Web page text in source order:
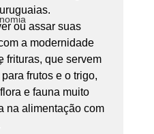
ou assar suas
a modernidade
frituras, que servem
frutos e o trigo,
e fauna muito
na alimentação com